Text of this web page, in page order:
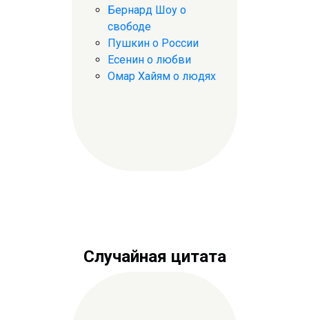
Бернард Шоу о
свободе
Пушкин о России
Есенин о любви
Омар Хайям о людях
Случайная цитата